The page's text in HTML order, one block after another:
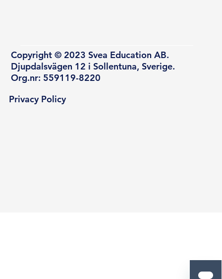
Copyright © 2023 Svea Education AB.
Djupdalsvägen 12 i Sollentuna, Sverige.
Org.nr: 559119-8220
Privacy Policy